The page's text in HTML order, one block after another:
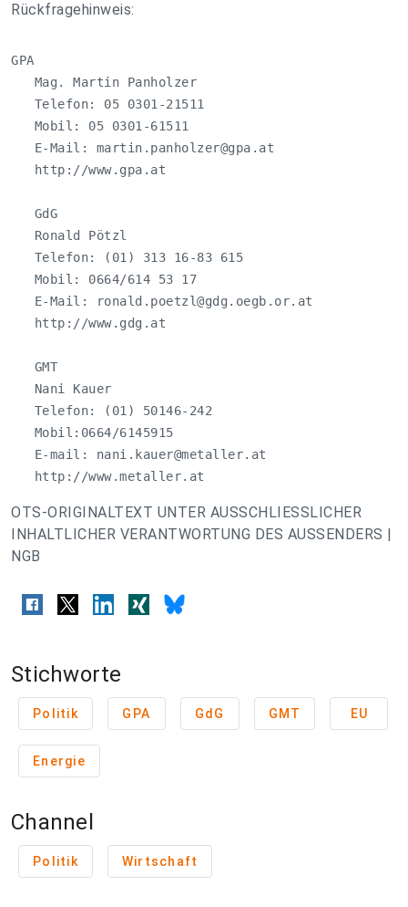
Rückfragehinweis:
GPA
   Mag. Martin Panholzer
   Telefon: 05 0301-21511
   Mobil: 05 0301-61511
   E-Mail:
martin.panholzer@gpa.at
   http://www.gpa.at
   GdG
   Ronald Pötzl
   Telefon: (01) 313 16-83 615
   Mobil: 0664/614 53 17
   E-Mail:
ronald.poetzl@gdg.oegb.or.at
   http://www.gdg.at
   GMT
   Nani Kauer
   Telefon: (01) 50146-242
   Mobil:0664/6145915
   E-mail:
nani.kauer@metaller.at
   http://www.metaller.at
OTS-ORIGINALTEXT UNTER AUSSCHLIESSLICHER
INHALTLICHER VERANTWORTUNG DES AUSSENDERS |
NGB
Stichworte
Politik GPA GdG GMT EU
Energie
Channel
Politik Wirtschaft